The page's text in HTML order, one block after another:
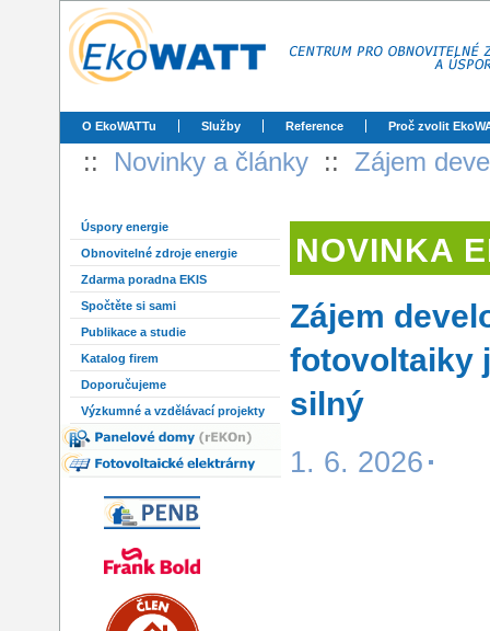
O EkoWATTu Služby Reference Proč zvolit
:: Novinky a články :: Zájem
Úspory energie
Obnovitelné zdroje energie
Zdarma poradna EKIS
Spočtěte si sami
Publikace a studie
Katalog firem
Doporučujeme
Výzkumné a vzdělávací projekty
NOVINKA
Zájem
fotovoltaiky
silný
1. 6. 2026